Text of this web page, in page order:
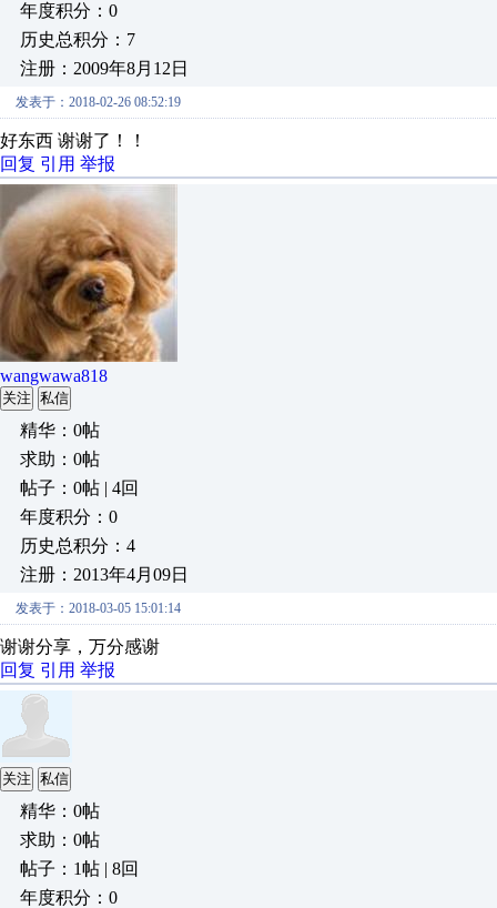
年度积分：0
历史总积分：7
注册：2009年8月12日
发表于：2018-02-26 08:52:19
好东西 谢谢了！！
回复 引用 举报
wangwawa818
关注 私信
精华：0帖
求助：0帖
帖子：0帖 | 4回
年度积分：0
历史总积分：4
注册：2013年4月09日
发表于：2018-03-05 15:01:14
谢谢分享，万分感谢
回复 引用 举报
关注 私信
精华：0帖
求助：0帖
帖子：1帖 | 8回
年度积分：0